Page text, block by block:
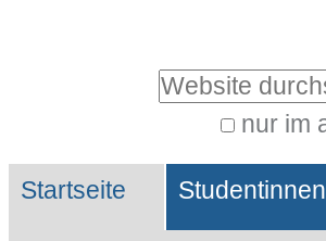
Website durchsuchen
nur im
Suche…
Sektionen
Startseite